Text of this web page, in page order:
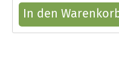
In den